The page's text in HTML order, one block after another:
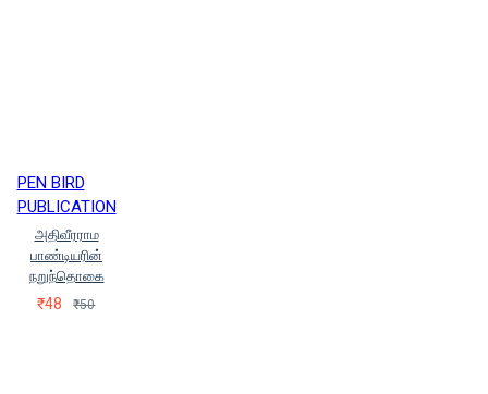
PEN BIRD
PUBLICATION
அதிவீரராம
பாண்டியரின்
நறுந்தொகை
₹48 ₹50